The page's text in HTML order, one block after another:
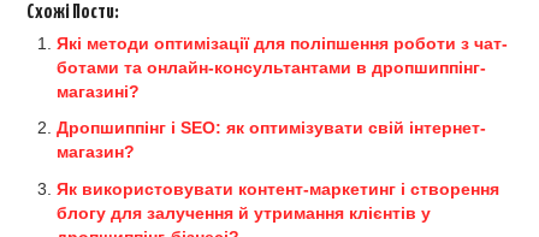
Схожі Пости:
Які методи оптимізації для поліпшення роботи з чат-
ботами та онлайн-консультантами в дропшиппінг-
магазині?
Дропшиппінг і SEO: як оптимізувати свій інтернет-
магазин?
Як використовувати контент-маркетинг і створення
блогу для залучення й утримання клієнтів у